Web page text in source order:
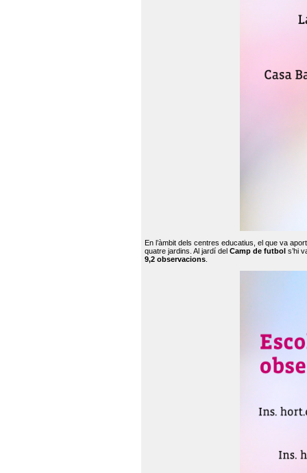
En l’àmbit dels centres educatius, el que va
quatre jardins. Al jardí del Camp de futbol s’hi
9,2 observacions